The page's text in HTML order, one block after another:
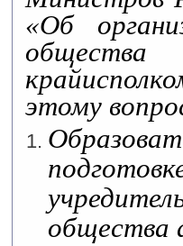
«Об
общества
этому
общества